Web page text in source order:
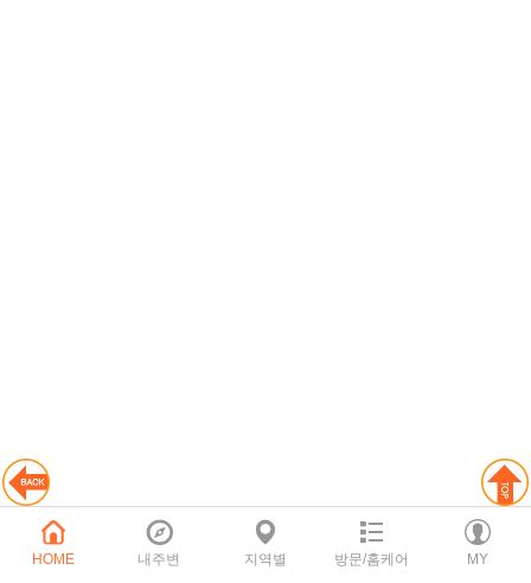
HOME 내주변 지역별 방문/홈케어 MY